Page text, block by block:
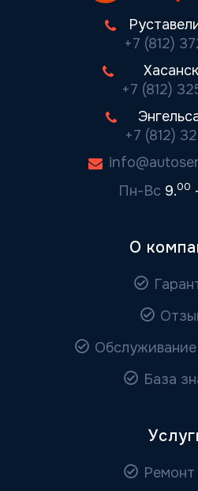
+7 (812)
+7 (812)
+7 (812)
Пн-Вс 9.00
О
База
Ремонт